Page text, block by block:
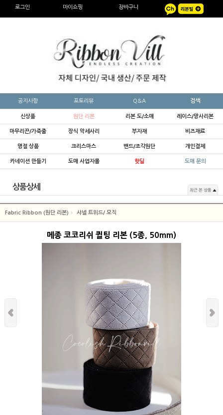
로그인 마이쇼핑 장바구니
공지사항 포토리뷰 Q&A 검색
신상품 원단 리본 리본 도/소매 레이스/망사리본
마무리끈/가죽줄 장식 악세사리 부자재 비즈재료
명절 상품 크리스마스 밴드/조각원단 개인결제
카네이션 만들기 도매 사업자몰 핫딜 도매 문의
상품상세
Fabric Ribbon (원단 리본) 샤넬 트위드/ 모직
최근 본 상품
메종 코코리쉬 퀼팅 리본 (5종, 50mm)